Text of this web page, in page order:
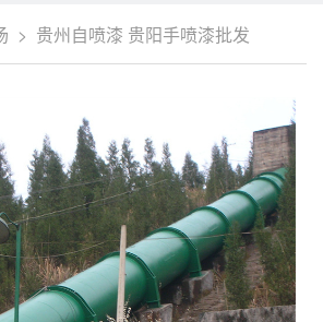
> 贵州自喷漆 贵阳手喷漆批发